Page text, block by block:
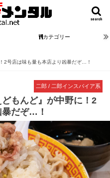
search
カテゴリー
2号店は味も量も本店より凶暴だぞ…！
二郎 / 二郎インスパイア系
もんど』が中野に！2
だぞ…！